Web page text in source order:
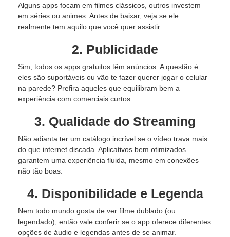
Alguns apps focam em filmes clássicos, outros investem
em séries ou animes. Antes de baixar, veja se ele
realmente tem aquilo que você quer assistir.
2. Publicidade
Sim, todos os apps gratuitos têm anúncios. A questão é:
eles são suportáveis ou vão te fazer querer jogar o celular
na parede? Prefira aqueles que equilibram bem a
experiência com comerciais curtos.
3. Qualidade do Streaming
Não adianta ter um catálogo incrível se o vídeo trava mais
do que internet discada. Aplicativos bem otimizados
garantem uma experiência fluida, mesmo em conexões
não tão boas.
4. Disponibilidade e Legenda
Nem todo mundo gosta de ver filme dublado (ou
legendado), então vale conferir se o app oferece diferentes
opções de áudio e legendas antes de se animar.